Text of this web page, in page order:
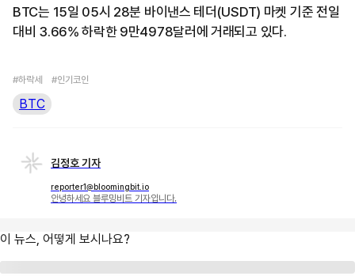
BTC는 15일 05시 28분 바이낸스 테더(USDT) 마켓 기준 전일
대비 3.66% 하락한 9만4978달러에 거래되고 있다.
#하락세 #인기코인
BTC
김정호 기자
reporter1@bloomingbit.io
안녕하세요 블루밍비트 기자입니다.
이 뉴스, 어떻게 보시나요?